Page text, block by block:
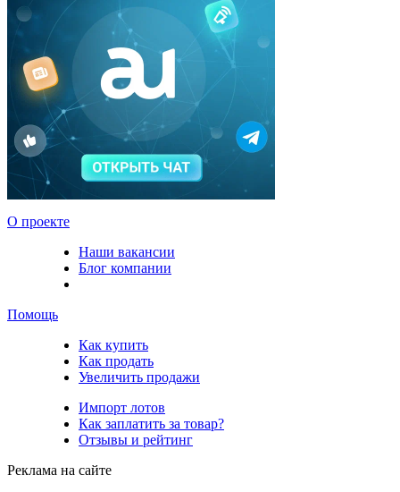
О проекте
Наши вакансии
Блог компании
Помощь
Как купить
Как продать
Увеличить продажи
Импорт лотов
Как заплатить за товар?
Отзывы и рейтинг
Реклама на сайте